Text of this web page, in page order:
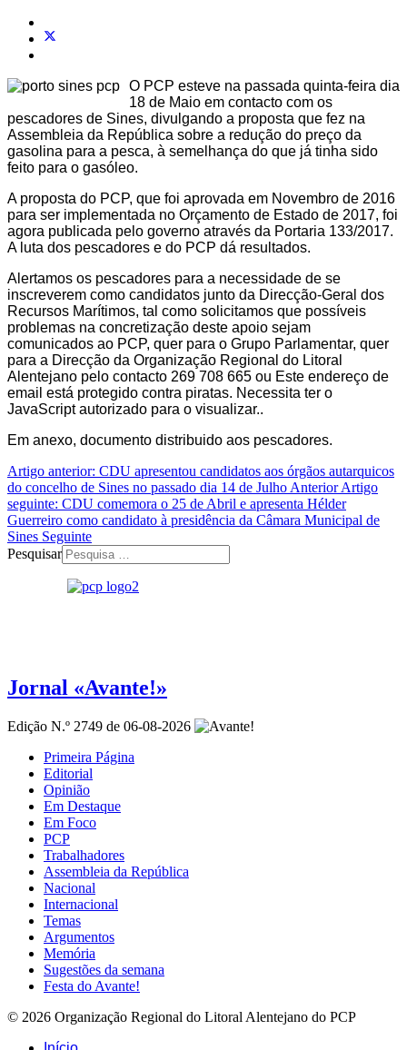
O PCP esteve na passada quinta-feira dia
18 de Maio em contacto com os
pescadores de Sines, divulgando a proposta que fez na
Assembleia da República sobre a redução do preço da
gasolina para a pesca, à semelhança do que já tinha sido
feito para o gasóleo.
A proposta do PCP, que foi aprovada em Novembro de 2016
para ser implementada no Orçamento de Estado de 2017, foi
agora publicada pelo governo através da Portaria 133/2017.
A luta dos pescadores e do PCP dá resultados.
Alertamos os pescadores para a necessidade de se
inscreverem como candidatos junto da Direcção-Geral dos
Recursos Marítimos, tal como solicitamos que possíveis
problemas na concretização deste apoio sejam
comunicados ao PCP, quer para o Grupo Parlamentar, quer
para a Direcção da Organização Regional do Litoral
Alentejano pelo contacto 269 708 665 ou Este endereço de
email está protegido contra piratas. Necessita ter o
JavaScript autorizado para o visualizar..
Em anexo, documento distribuido aos pescadores.
Artigo anterior: CDU apresentou candidatos aos órgãos autarquicos
do concelho de Sines no passado dia 14 de Julho Anterior Artigo
seguinte: CDU comemora o 25 de Abril e apresenta Hélder
Guerreiro como candidato à presidência da Câmara Municipal de
Sines Seguinte
Pesquisar
Jornal «Avante!»
Edição N.º 2749 de 06-08-2026
Primeira Página
Editorial
Opinião
Em Destaque
Em Foco
PCP
Trabalhadores
Assembleia da República
Nacional
Internacional
Temas
Argumentos
Memória
Sugestões da semana
Festa do Avante!
© 2026 Organização Regional do Litoral Alentejano do PCP